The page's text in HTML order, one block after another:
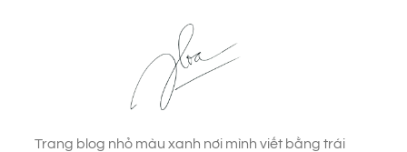
Trang blog nhỏ màu xanh nơi mình viết bằng trái